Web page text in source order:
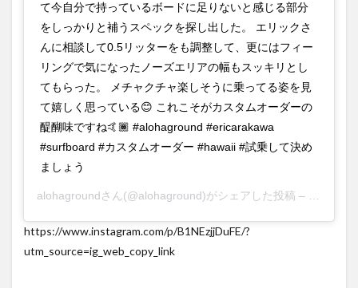
て今自分で持っているボードに足りないと感じる部分
をしっかりと補うスペックを探し出した。 エリックさ
んに相談して0.5リッターをも調整して、更にはフィー
リングで気になったノーズエリアの幅もスッキリとし
てもらった。 メチャクチャ楽しそうに乗ってる姿を見
て嬉しく思っている😊 これこそがカスタムオーダーの
醍醐味ですね🤙🏾 #alohaground #ericarakawa
#surfboard #カスタムオーダー #hawaii #試乗して決め
ましょう
alohagroundさん(@alohaground)がシェアした投稿 – 2019年
https://www.instagram.com/p/B1NEzjjDuFE/?
utm_source=ig_web_copy_link